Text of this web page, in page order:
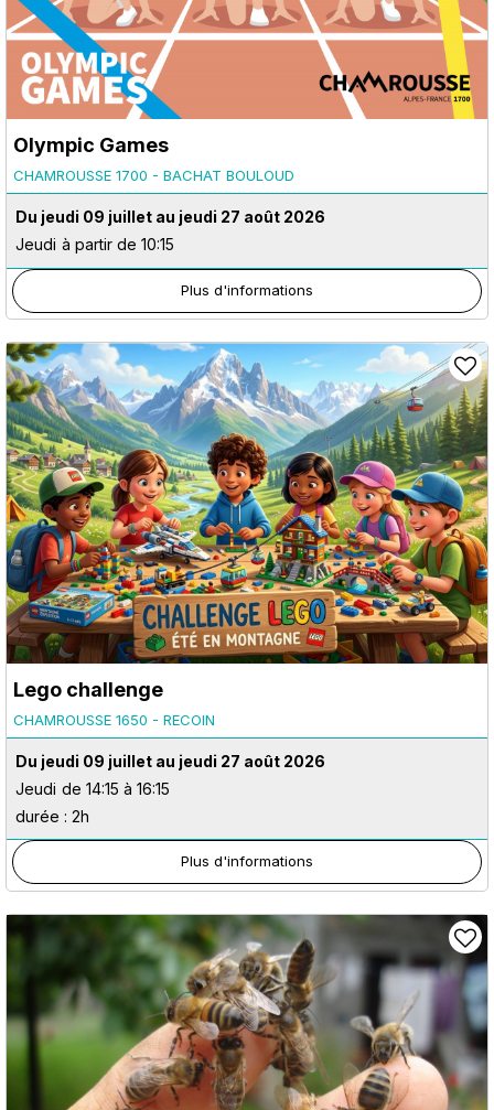
Olympic Games
CHAMROUSSE 1700 - BACHAT BOULOUD
Du jeudi 09 juillet au jeudi 27 août 2026
Jeudi à partir de 10:15
Plus d'informations
Lego challenge
CHAMROUSSE 1650 - RECOIN
Du jeudi 09 juillet au jeudi 27 août 2026
Jeudi de 14:15 à 16:15
durée : 2h
Plus d'informations